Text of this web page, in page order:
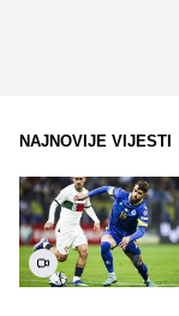
NAJNOVIJE VIJESTI